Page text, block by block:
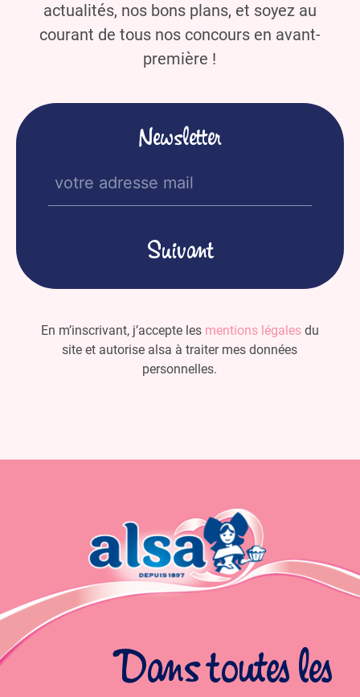
actualités, nos bons plans, et soyez au
courant de tous nos concours en avant-
première !
Newsletter
E-
mail
En m’inscrivant, j’accepte les mentions légalesdu
site et autorise alsa à traiter mes données
personnelles.
Dans toutes les